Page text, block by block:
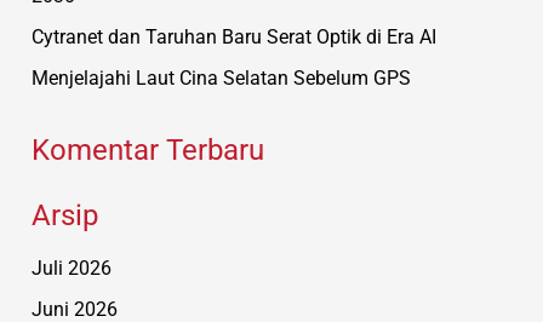
Cytranet dan Taruhan Baru Serat Optik di Era AI
Menjelajahi Laut Cina Selatan Sebelum GPS
Komentar Terbaru
Arsip
Juli 2026
Juni 2026